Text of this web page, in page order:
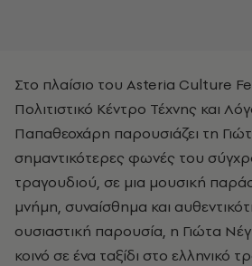
Στο πλαίσιο του Asteria Culture
Πολιτιστικό Κέντρο Τέχνης και
Παπαθεοχάρη παρουσιάζει τη
σημαντικότερες φωνές του
τραγουδιού, σε μια μουσική
μνήμη, συναίσθημα και
ουσιαστική παρουσία, η Γιώτα
κοινό σε ένα ταξίδι στο ελληνικό